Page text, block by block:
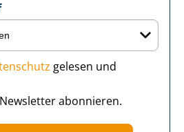
gelesen und
abonnieren.